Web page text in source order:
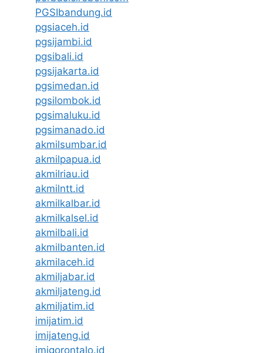
PGSIbandung.id
pgsiaceh.id
pgsijambi.id
pgsibali.id
pgsijakarta.id
pgsimedan.id
pgsilombok.id
pgsimaluku.id
pgsimanado.id
akmilsumbar.id
akmilpapua.id
akmilriau.id
akmilntt.id
akmilkalbar.id
akmilkalsel.id
akmilbali.id
akmilbanten.id
akmilaceh.id
akmiljabar.id
akmiljateng.id
akmiljatim.id
imijatim.id
imijateng.id
imigorontalo.id